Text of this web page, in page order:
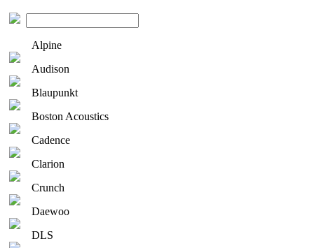
Alpine
Audison
Blaupunkt
Boston Acoustics
Cadence
Clarion
Crunch
Daewoo
DLS